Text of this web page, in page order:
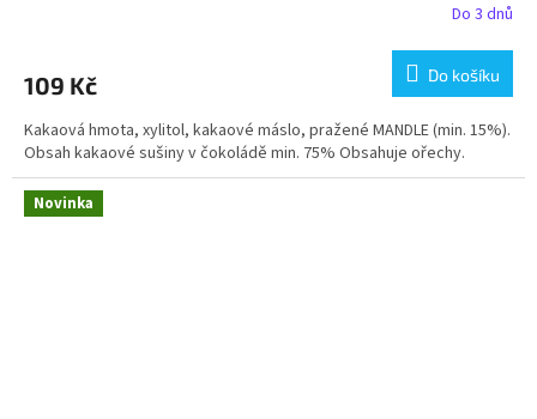
Do 3 dnů
109 Kč Do košíku
Kakaová hmota, xylitol, kakaové máslo, pražené MANDLE (min. 15%).
Obsah kakaové sušiny v čokoládě min. 75% Obsahuje ořechy.
Novinka